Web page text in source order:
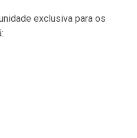
exclusiva para os